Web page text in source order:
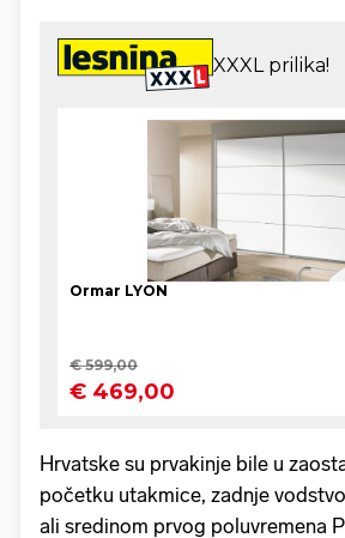
Hrvatske su prvakinje bile u
početku utakmice, zadnje
ali sredinom prvog poluvremena